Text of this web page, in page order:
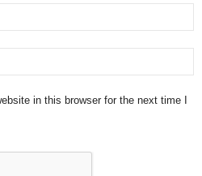
in this browser for the next time I